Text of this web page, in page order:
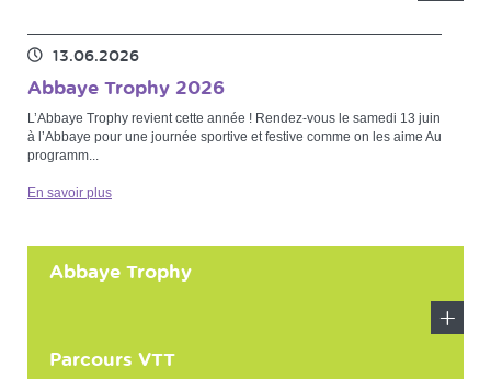
savoir
13.06.2026
Abbaye Trophy 2026
L’Abbaye Trophy revient cette année ! Rendez-vous le samedi 13 juin
à l’Abbaye pour une journée sportive et festive comme on les aime Au
programm...
En savoir plus
Abbaye Trophy
Parcours VTT